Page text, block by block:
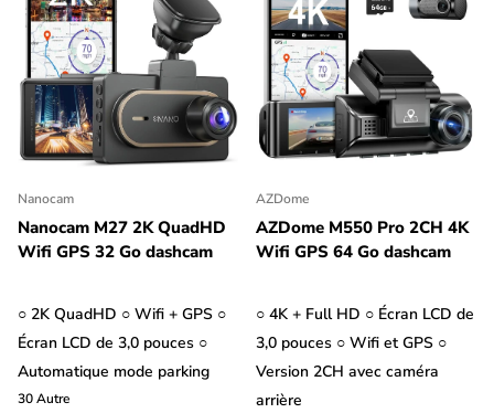
Nanocam
Nanocam M27 2K QuadHD
Wifi GPS 32 Go dashcam
○ 2K QuadHD ○ Wifi + GPS ○
Écran LCD de 3,0 pouces ○
Automatique mode parking
30Autre
AZDome
AZDome M550 Pro 2CH 4K
Wifi GPS 64 Go dashcam
○ 4K + Full HD ○ Écran LCD de
3,0 pouces ○ Wifi et GPS ○
Version 2CH avec caméra
arrière